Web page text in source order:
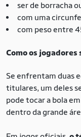
ser de borracha
com uma
com peso entre
Como os
Se enfrentam duas
titulares, um deles
pode tocar a bola
dentro da grande